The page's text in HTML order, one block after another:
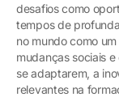
desafios como
tempos de
no mundo como
mudanças sociais
se adaptarem, a
relevantes na